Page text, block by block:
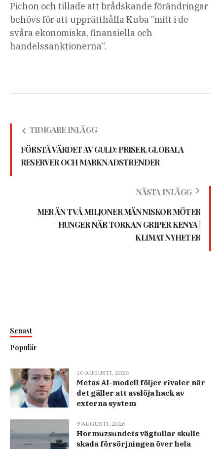
Pichon och tillade att brådskande förändringar
behövs för att upprätthålla Kuba ”mitt i de
svåra ekonomiska, finansiella och
handelssanktionerna”.
TIDIGARE INLÄGG
FÖRSTÅ VÄRDET AV GULD: PRISER, GLOBALA
RESERVER OCH MARKNADSTRENDER
NÄSTA INLÄGG
MER ÄN TVÅ MILJONER MÄNNISKOR MÖTER
HUNGER NÄR TORKAN GRIPER KENYA |
KLIMATNYHETER
Senast
Populär
10 AUGUSTI, 2026
Metas AI-modell följer rivaler när
det gäller att avslöja hack av
externa system
9 AUGUSTI, 2026
Hormuzsundets vägtullar skulle
skada försörjningen över hela